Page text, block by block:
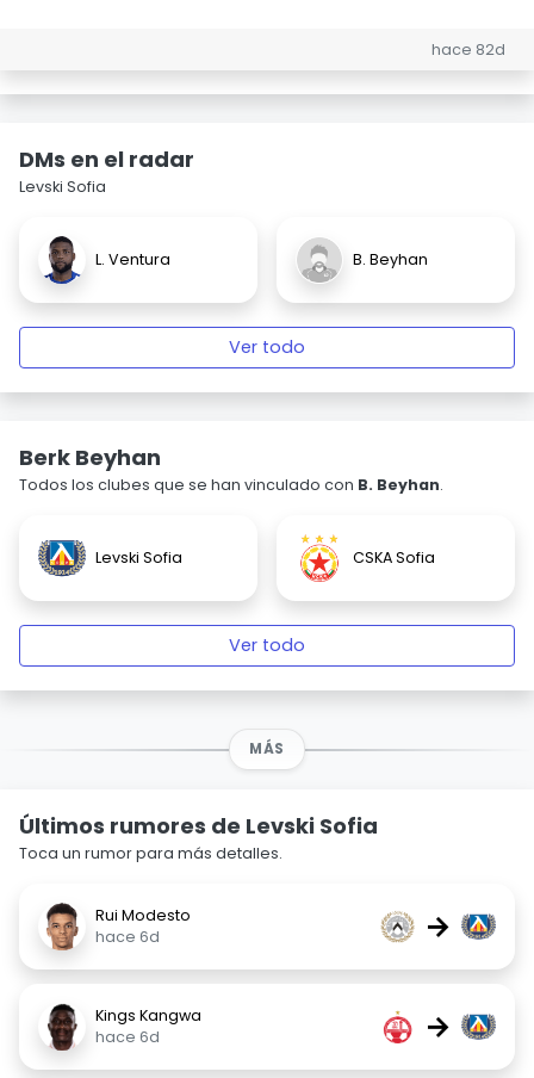
hace 82d
DMs en el radar
Levski Sofia
L. Ventura B. Beyhan
Ver todo
Berk Beyhan
Todos los clubes que se han vinculado con B. Beyhan.
Levski Sofia CSKA Sofia
Ver todo
MÁS
Últimos rumores de Levski Sofia
Toca un rumor para más detalles.
Rui Modesto
hace 6d
→
Kings Kangwa
hace 6d
→